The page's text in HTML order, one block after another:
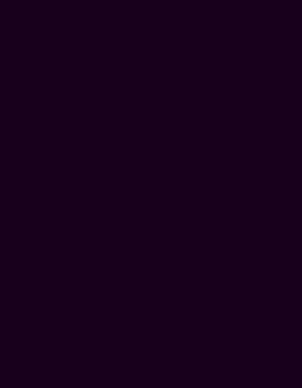
oder die Digitale
bei der Untersuchung
Beispiel um wichtige
die exakte
hat, dass der
Abschnitt nicht über
Höhe verfügt oder er
Struktur besitzt, kann
Implantation aufgebaut
Wurzeln sicher tragen zu